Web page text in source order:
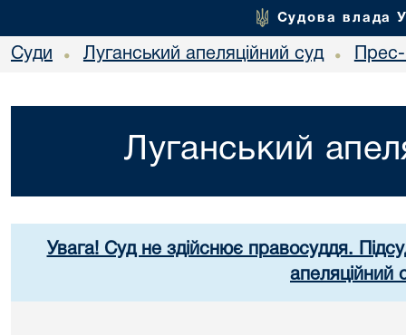
Судова влада
Суди • Луганський апеляційний суд •
Луганський
Увага! Суд не здійснює правосуддя.
апеляційний